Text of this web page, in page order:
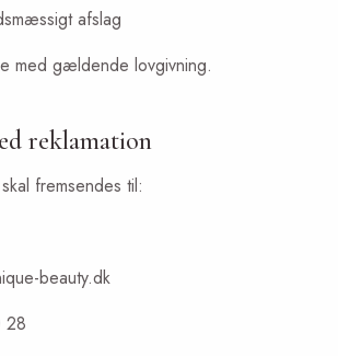
afslag
med gældende lovgivning.
reklamation
fremsendes til:
beauty.dk
28